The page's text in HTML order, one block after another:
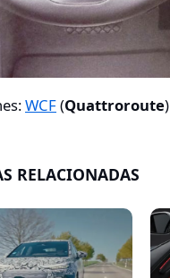
WCF(Quattroroute)
RELACIONADAS